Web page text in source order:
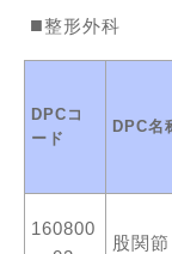
整形外科
DPCコ
ード
DPC名
160800
股関